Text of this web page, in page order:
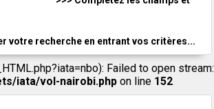
votre recherche en entrant vos critères...
Failed to open stream:
iata/vol-nairobi.php on line 152